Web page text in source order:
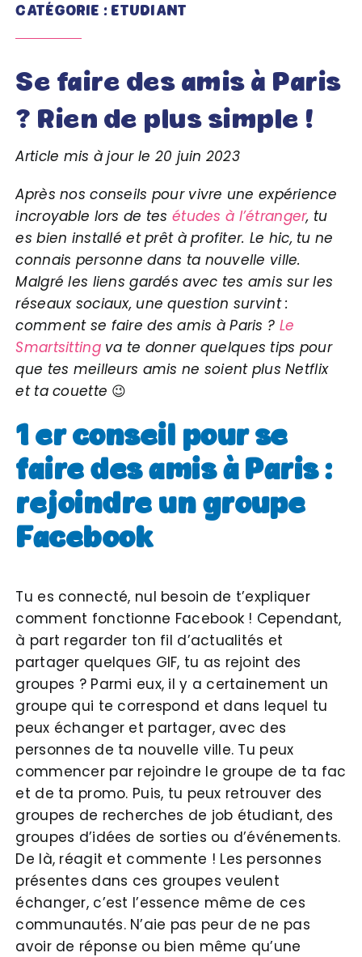
CATÉGORIE : ETUDIANT
Se faire des amis à Paris
? Rien de plus simple !
Article mis à jour le 20 juin 2023
Après nos conseils pour vivre une expérience
incroyable lors de tes études à l’étranger, tu
es bien installé et prêt à profiter. Le hic, tu ne
connais personne dans ta nouvelle ville.
Malgré les liens gardés avec tes amis sur les
réseaux sociaux, une question survint :
comment se faire des amis à Paris ? Le
Smartsitting va te donner quelques tips pour
que tes meilleurs amis ne soient plus Netflix
et ta couette 😉
1 er conseil pour se
faire des amis à Paris :
rejoindre un groupe
Facebook
Tu es connecté, nul besoin de t’expliquer
comment fonctionne Facebook ! Cependant,
à part regarder ton fil d’actualités et
partager quelques GIF, tu as rejoint des
groupes ? Parmi eux, il y a certainement un
groupe qui te correspond et dans lequel tu
peux échanger et partager, avec des
personnes de ta nouvelle ville. Tu peux
commencer par rejoindre le groupe de ta fac
et de ta promo. Puis, tu peux retrouver des
groupes de recherches de job étudiant, des
groupes d’idées de sorties ou d’événements.
De là, réagit et commente ! Les personnes
présentes dans ces groupes veulent
échanger, c’est l’essence même de ces
communautés. N’aie pas peur de ne pas
avoir de réponse ou bien même qu’une